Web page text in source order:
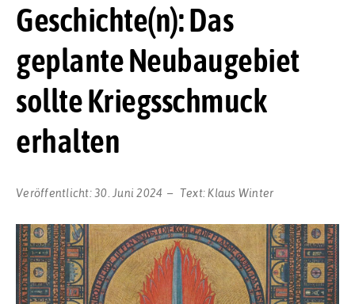
Geschichte(n): Das
geplante Neubaugebiet
sollte Kriegsschmuck
erhalten
Veröffentlicht:30. Juni 2024 Text:Klaus Winter